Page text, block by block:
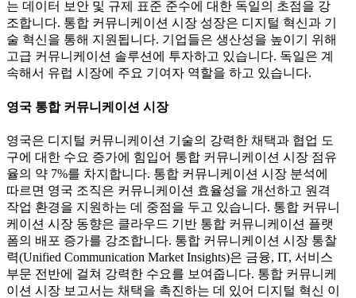
는 데이터 보안 및 규제 표준 준수에 대한 독일의 초점을 강
조합니다. 통합 커뮤니케이션 시장 성장은 디지털 혁신과 기
술 혁신을 통해 지원됩니다. 기업들은 생산성을 높이기 위해
고급 커뮤니케이션 솔루션에 투자하고 있습니다. 독일은 계
속해서 유럽 시장에 주요 기여자 역할을 하고 있습니다.
영국 통합 커뮤니케이션 시장
영국은 디지털 커뮤니케이션 기술의 강력한 채택과 협업 도
구에 대한 수요 증가에 힘입어 통합 커뮤니케이션 시장 점유
율의 약 7%를 차지합니다. 통합 커뮤니케이션 시장 분석에
따르면 영국 조직은 커뮤니케이션 효율성을 개선하고 원격
작업 환경을 지원하는 데 중점을 두고 있습니다. 통합 커뮤니
케이션 시장 동향은 클라우드 기반 통합 커뮤니케이션 플랫
폼의 배포 증가를 강조합니다. 통합 커뮤니케이션 시장 통찰
력(Unified Communication Market Insights)은 금융, IT, 서비스
부문 전반에 걸쳐 강력한 수요를 보여줍니다. 통합 커뮤니케
이션 시장 보고서는 채택을 촉진하는 데 있어 디지털 혁신 이